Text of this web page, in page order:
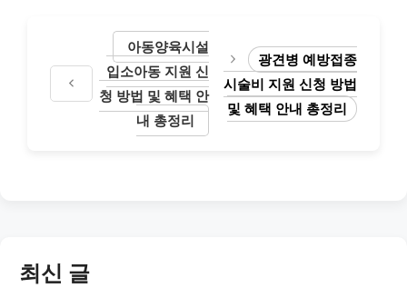
아동양육시설
입소아동 지원 신
청 방법 및 혜택 안
내 총정리
광견병 예방접종
시술비 지원 신청 방법
및 혜택 안내 총정리
최신 글